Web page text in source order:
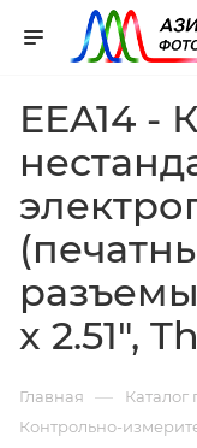
EEA14 -
x 2.51",
Главная — Каталог
Контрольно-